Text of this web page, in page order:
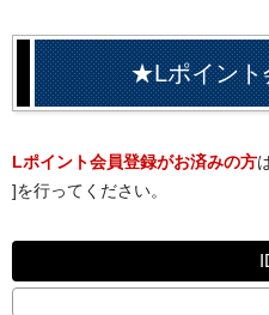
★Lポイント
Lポイント会員登録がお済みの方
]を行ってください。